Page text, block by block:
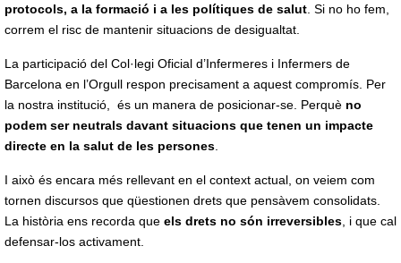
protocols, a la formació i a les polítiques de salut. Si no ho fem,
correm el risc de mantenir situacions de desigualtat.
La participació del Col·legi Oficial d’Infermeres i Infermers de
Barcelona en l’Orgull respon precisament a aquest compromís. Per
la nostra institució, és un manera de posicionar-se. Perquè no
podem ser neutrals davant situacions que tenen un impacte
directe en la salut de les persones.
I això és encara més rellevant en el context actual, on veiem com
tornen discursos que qüestionen drets que pensàvem consolidats.
La història ens recorda que els drets no són irreversibles, i que cal
defensar-los activament.